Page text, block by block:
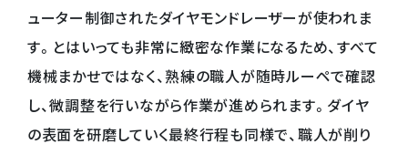
ューター制御されたダイヤモンドレーザーが使われま
す。とはいっても非常に緻密な作業になるため、すべて
機械まかせではなく、熟練の職人が随時ルーペで確認
し、微調整を行いながら作業が進められます。ダイヤ
の表面を研磨していく最終行程も同様で、職人が削り